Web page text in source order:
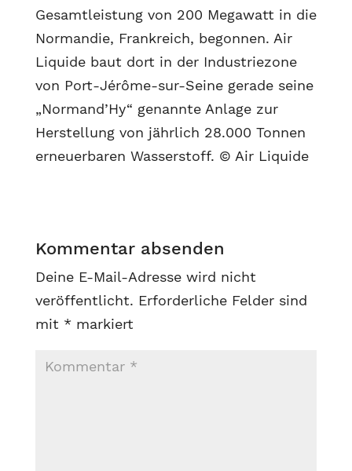
Gesamtleistung von 200 Megawatt in die
Normandie, Frankreich, begonnen. Air
Liquide baut dort in der Industriezone
von Port-Jérôme-sur-Seine gerade seine
„Normand’Hy“ genannte Anlage zur
Herstellung von jährlich 28.000 Tonnen
erneuerbaren Wasserstoff. © Air Liquide
Kommentar absenden
Deine E-Mail-Adresse wird nicht
veröffentlicht. Erforderliche Felder sind
mit * markiert